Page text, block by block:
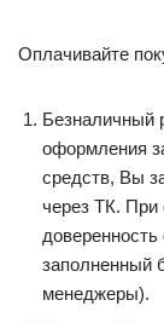
Оплачивайте
Безналичный
оформления
средств, Вы
через ТК. При
доверенность
заполненный
менеджеры).